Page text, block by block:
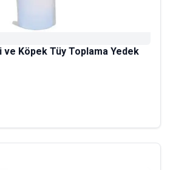
ve Köpek Tüy Toplama Yedek